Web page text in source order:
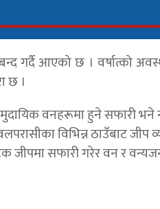
गर्दै आएको छ । वर्षात्को
छ ।
वनहरूमा हुने सफारी
विभिन्न ठाउँबाट जीप
जीपमा सफारी गरेर वन र